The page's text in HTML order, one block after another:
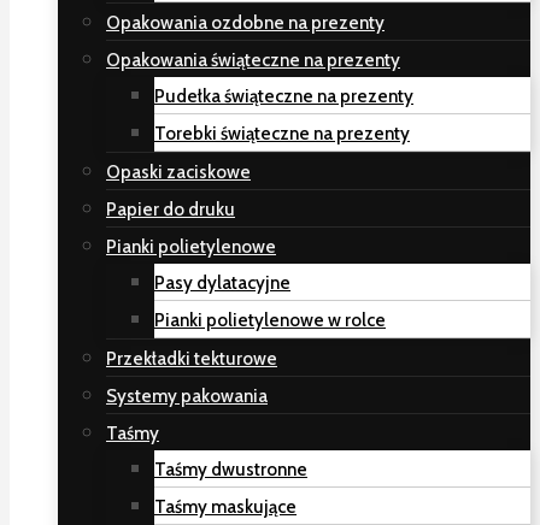
Opakowania ozdobne na prezenty
Opakowania świąteczne na prezenty
Pudełka świąteczne na prezenty
Torebki świąteczne na prezenty
Opaski zaciskowe
Papier do druku
Pianki polietylenowe
Pasy dylatacyjne
Pianki polietylenowe w rolce
Przekładki tekturowe
Systemy pakowania
Taśmy
Taśmy dwustronne
Taśmy maskujące